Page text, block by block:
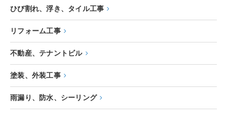
ひび割れ、浮き、タイル工事
リフォーム工事
不動産、テナントビル
塗装、外装工事
雨漏り、防水、シーリング